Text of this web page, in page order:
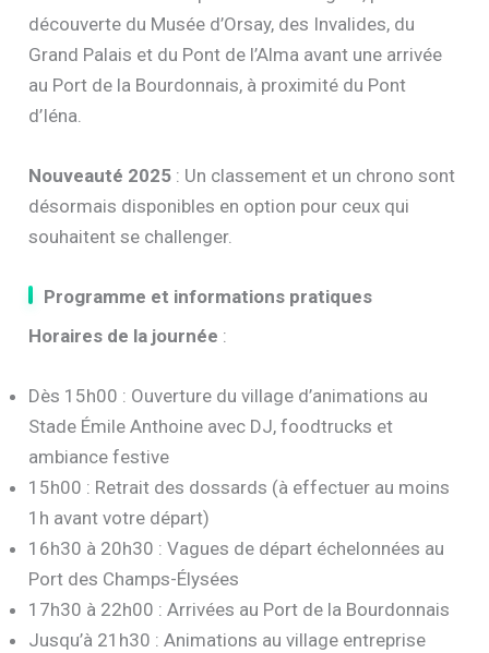
découverte du Musée d’Orsay, des Invalides, du
Grand Palais et du Pont de l’Alma avant une arrivée
au Port de la Bourdonnais, à proximité du Pont
d’Iéna.
Nouveauté 2025 : Un classement et un chrono sont
désormais disponibles en option pour ceux qui
souhaitent se challenger.
Programme et informations pratiques
Horaires de la journée :
Dès 15h00 : Ouverture du village d’animations au
Stade Émile Anthoine avec DJ, foodtrucks et
ambiance festive
15h00 : Retrait des dossards (à effectuer au moins
1h avant votre départ)
16h30 à 20h30 : Vagues de départ échelonnées au
Port des Champs-Élysées
17h30 à 22h00 : Arrivées au Port de la Bourdonnais
Jusqu’à 21h30 : Animations au village entreprise